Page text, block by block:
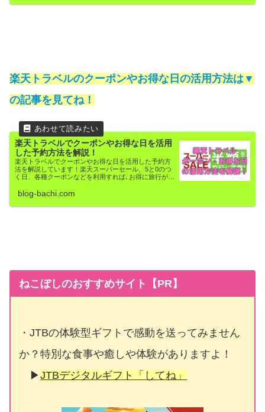
楽天トラベルのクーポンやお得な日の活用方法は▼
の記事を見てね！
楽天トラベルでクーポンやお得な日を活用
した予約方法を解説！
楽天トラベルでクーポンやお得な日を活用した予約方
法を解説しています！楽天スーパーセール、5と0のつ
く日、各種クーポンなどを利用すれば､お得に旅行がで
blog-bachi.com
ねこぼしのおすすめサイト【PR】
・JTBの体験型ギフトで感動を送ってみません
か？特別な食事や癒しや体験がありますよ！
▶JTBデジタルギフト「してね」